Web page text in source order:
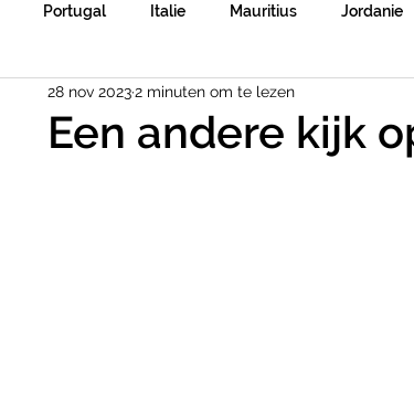
Portugal Italie Mauritius Jordanie
Een andere kijk
28 nov 20232 minuten om te lezen